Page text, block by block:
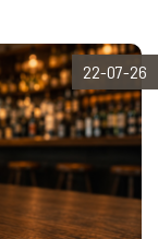
22-07-26